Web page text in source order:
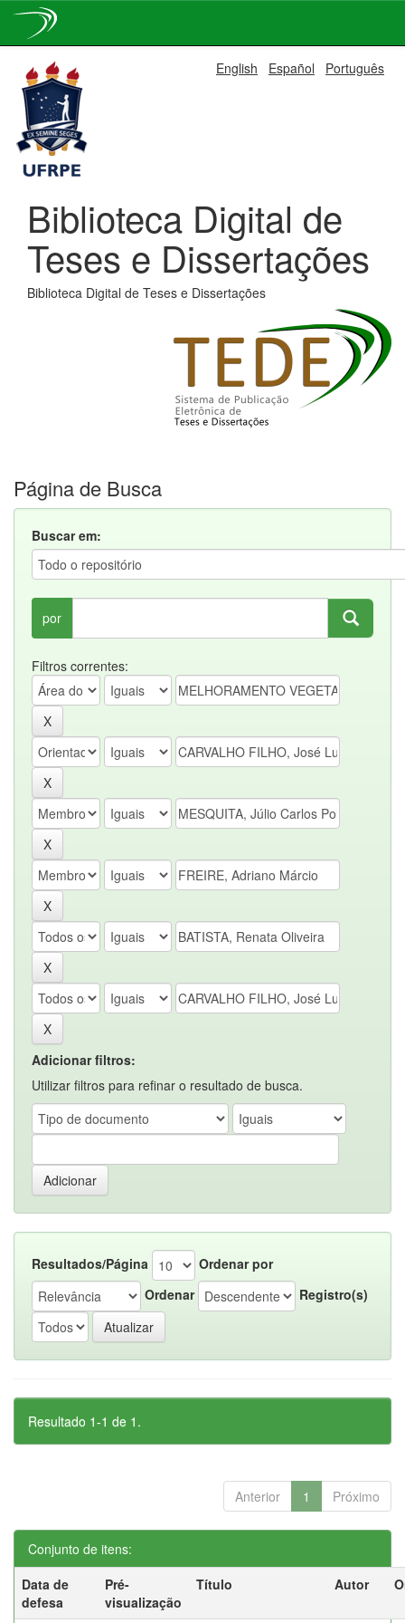
navigation
English Español Português
Biblioteca Digital de
Teses e Dissertações
Biblioteca Digital de Teses e Dissertações
Página de Busca
Buscar em:
por
Filtros correntes:
Adicionar filtros:
Utilizar filtros para refinar o resultado de busca.
Resultados/Página
Ordenar por
Ordenar
Registro(s)
Resultado 1-1 de 1.
Anterior 1 Próximo
Conjunto de itens:
Data de
defesa
Pré-
visualização
Título Autor